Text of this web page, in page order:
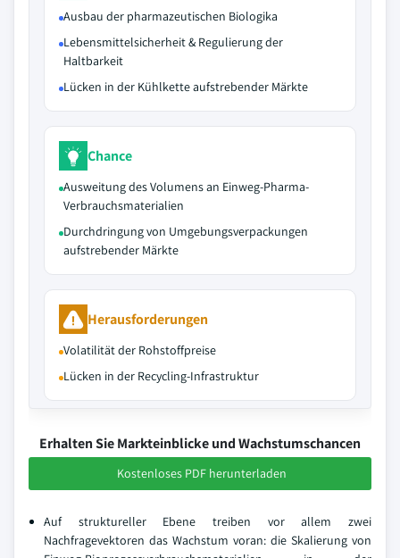
Ausbau der pharmazeutischen Biologika
Lebensmittelsicherheit & Regulierung der
Haltbarkeit
Lücken in der Kühlkette aufstrebender Märkte
Chance
Ausweitung des Volumens an Einweg-Pharma-
Verbrauchsmaterialien
Durchdringung von Umgebungsverpackungen
aufstrebender Märkte
Herausforderungen
Volatilität der Rohstoffpreise
Lücken in der Recycling-Infrastruktur
Erhalten Sie Markteinblicke und Wachstumschancen
Kostenloses PDF herunterladen
Auf struktureller Ebene treiben vor allem zwei
Nachfragevektoren das Wachstum voran: die Skalierung von